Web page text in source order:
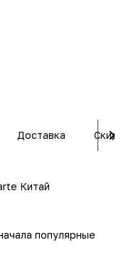
Доставка
Китай
популярные